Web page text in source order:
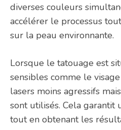
diverses couleurs
accélérer le processus
sur la peau environnante.
Lorsque le tatouage est
sensibles comme le
lasers moins agressifs
sont utilisés. Cela garantit
tout en obtenant les